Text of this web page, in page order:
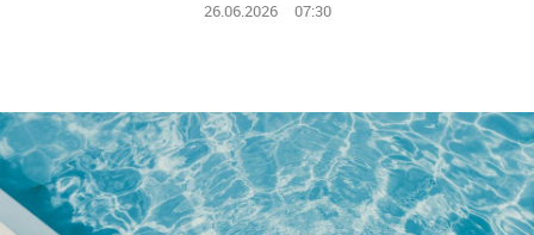
26.06.2026 07:30